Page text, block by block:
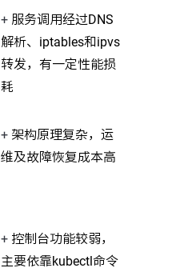
+ 服务调用经过DNS
解析、iptables和ipvs
转发，有一定性能损
耗
+ 架构原理复杂，运
维及故障恢复成本高
+ 控制台功能较弱，
主要依靠kubectl命令